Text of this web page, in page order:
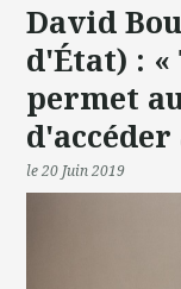
David
d'État) :
permet
le 20 Juin 2019